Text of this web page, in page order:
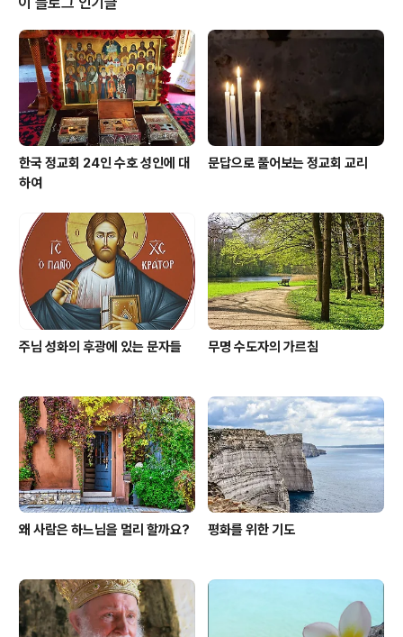
한국 정교회 24인 수호 성인에 대
하여
문답으로 풀어보는 정교회 교리
주님 성화의 후광에 있는 문자들 무명 수도자의 가르침
왜 사람은 하느님을 멀리 할까요? 평화를 위한 기도